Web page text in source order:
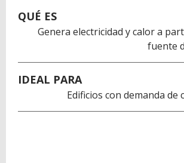
QUÉ ES
Genera electricidad y calor a
fuente
IDEAL PARA
Edificios con demanda de